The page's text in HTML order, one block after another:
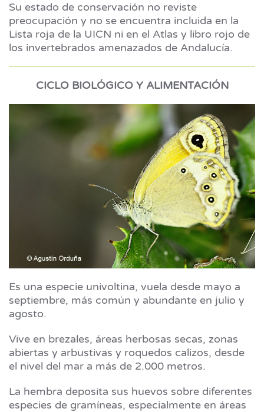
Su estado de conservación no reviste
preocupación y no se encuentra incluida en la
Lista roja de la UICN ni en el Atlas y libro rojo de
los invertebrados amenazados de Andalucía.
CICLO BIOLÓGICO Y ALIMENTACIÓN
Es una especie univoltina, vuela desde mayo a
septiembre, más común y abundante en julio y
agosto.
Vive en brezales, áreas herbosas secas, zonas
abiertas y arbustivas y roquedos calizos, desde
el nivel del mar a más de 2.000 metros.
La hembra deposita sus huevos sobre diferentes
especies de gramíneas, especialmente en áreas